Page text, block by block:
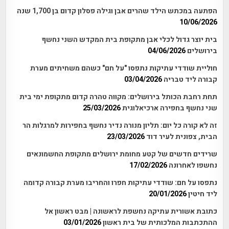
הפתעה במכתש הילד שהרים אבן וגילה פסלון קדום בן 1,700 שנה
10/06/2026
בית יוצר גדול לכלי אבן מתקופת בית המקדש השני נחשף
בירושלים 04/06/2026
חוליית שודדי עתיקות נתפסו "על חם" כשהם משחיתים מערת
קבורה ליד טבריה 03/04/2026
תחת רחבת הכותל בירושלים: מקווה טהרה קדום מתקופת ימי בית
שני נחשף בחפירה ארכיאלוגית25/03/2026
זה לא קורה כל יום: תליון מנורה נדיר נחשף בחפירות למרגלות הר
הבית, צפונית לעיר דוד 23/03/2026
שרידים חדשים של קטע מחומת ירושלים מתקופת החשמונאים
נחשפו לאחרונה 17/02/2026
נתפסו על חם: שודדי עתיקות חפרו והחריבו מערת קבורה קדומה
ליד חיטין20/01/2026
כתובת אשורית עתיקה נחשפת לראשונה | מבט ראשון אל
ההתכתבות המלכותית של בית ראשון03/01/2026